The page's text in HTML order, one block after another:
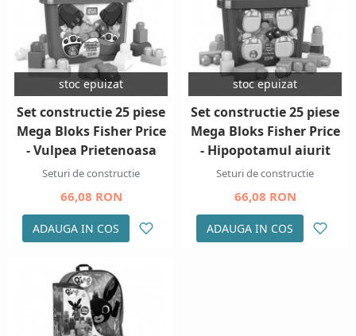
stoc epuizat
Set constructie 25 piese
Mega Bloks Fisher Price
- Vulpea Prietenoasa
Seturi de constructie
66,08 RON
ADAUGA IN COS
stoc epuizat
Set constructie 25 piese
Mega Bloks Fisher Price
- Hipopotamul aiurit
Seturi de constructie
66,08 RON
ADAUGA IN COS